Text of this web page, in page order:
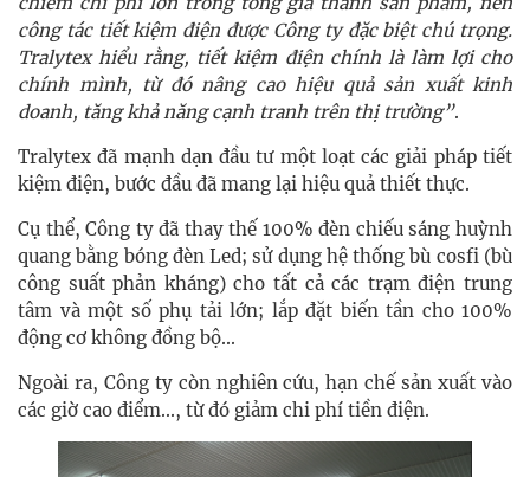
công tác tiết kiệm điện được Công ty đặc biệt chú trọng.
Tralytex hiểu rằng, tiết kiệm điện chính là làm lợi cho
chính mình, từ đó nâng cao hiệu quả sản xuất kinh
doanh, tăng khả năng cạnh tranh trên thị trường”.
Tralytex đã mạnh dạn đầu tư một loạt các giải pháp tiết
kiệm điện, bước đầu đã mang lại hiệu quả thiết thực.
Cụ thể, Công ty đã thay thế 100% đèn chiếu sáng huỳnh
quang bằng bóng đèn Led; sử dụng hệ thống bù cosfi (bù
công suất phản kháng) cho tất cả các trạm điện trung
tâm và một số phụ tải lớn; lắp đặt biến tần cho 100%
động cơ không đồng bộ...
Ngoài ra, Công ty còn nghiên cứu, hạn chế sản xuất vào
các giờ cao điểm..., từ đó giảm chi phí tiền điện.